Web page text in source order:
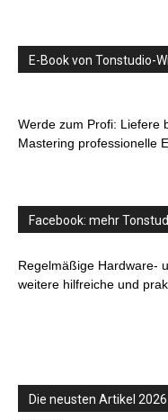
E-Book von Tonstudio-
Werde zum Profi: Liefere
Mastering professionelle
Facebook: mehr
Regelmäßige Hardware-
weitere hilfreiche und
Die neusten Artikel 2026